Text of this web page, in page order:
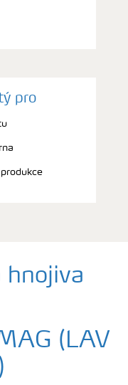
pro
hnojiva
(LAV